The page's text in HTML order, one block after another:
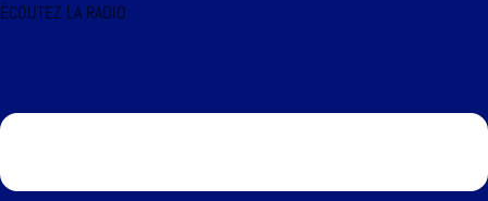
ÉCOUTEZ LA RADIO